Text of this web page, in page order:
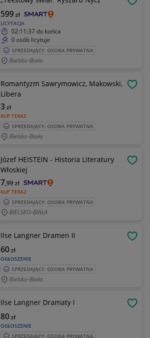
LICYTACJA
599zł
02:11:37do końca
0 osób licytuje
SPRZEDAJĄCY: OSOBA PRYWATNA
Bielsko-Biała
Romantyzm Sawrymowicz, Makowski,
Libera
KUP TERAZ
3zł
SPRZEDAJĄCY: OSOBA PRYWATNA
Bielsko-Biała
Józef HEISTEIN - Historia Literatury
Włoskiej
KUP TERAZ
7,99zł
SPRZEDAJĄCY: OSOBA PRYWATNA
BIELSKO-BIAŁA
Ilse Langner Dramen II
OGŁOSZENIE
60zł
SPRZEDAJĄCY: OSOBA PRYWATNA
Bielsko-Biała
Ilse Langner Dramaty I
OGŁOSZENIE
80zł
SPRZEDAJĄCY: OSOBA PRYWATNA